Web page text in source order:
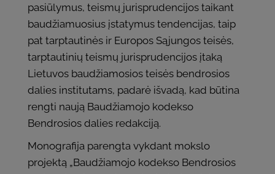
pasiūlymus, teismų jurisprudencijos taikant
baudžiamuosius įstatymus tendencijas, taip
pat tarptautinės ir Europos Sąjungos teisės,
tarptautinių teismų jurisprudencijos įtaką
Lietuvos baudžiamosios teisės bendrosios
dalies institutams, padarė išvadą, kad būtina
rengti naują Baudžiamojo kodekso
Bendrosios dalies redakciją.
Monografija parengta vykdant mokslo
projektą „Baudžiamojo kodekso Bendrosios